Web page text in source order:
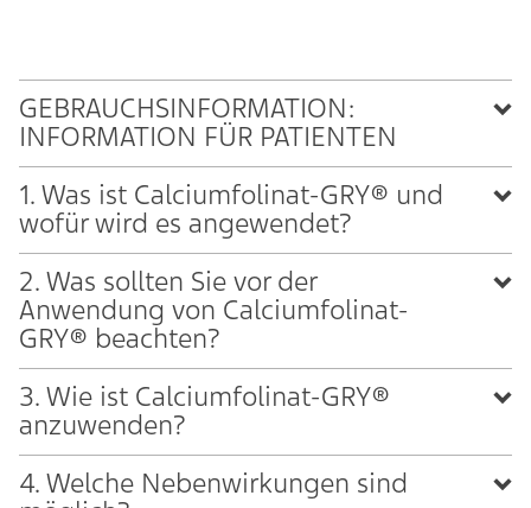
GEBRAUCHSINFORMATION:
INFORMATION FÜR PATIENTEN
1. Was ist Calciumfolinat-GRY® und
wofür wird es angewendet?
2. Was sollten Sie vor der
Anwendung von Calciumfolinat-
GRY® beachten?
3. Wie ist Calciumfolinat-GRY®
anzuwenden?
4. Welche Nebenwirkungen sind